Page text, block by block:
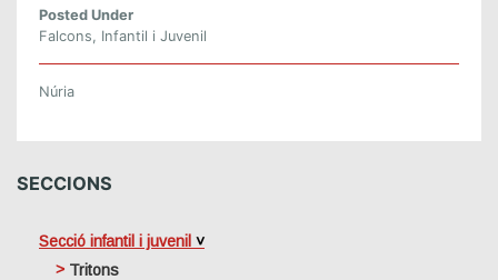
Posted Under
Falcons, Infantil i Juvenil
Núria
SECCIONS
Secció infantil i juvenil
Tritons